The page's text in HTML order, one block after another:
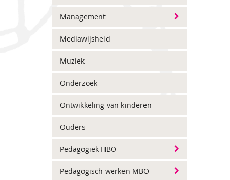
Management
Mediawijsheid
Muziek
Onderzoek
Ontwikkeling van kinderen
Ouders
Pedagogiek HBO
Pedagogisch werken MBO